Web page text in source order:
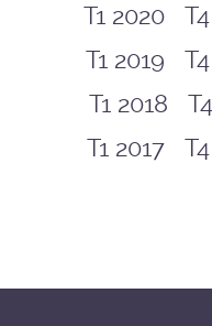
T1 2020
T1 2019
T1 2018
T1 2017